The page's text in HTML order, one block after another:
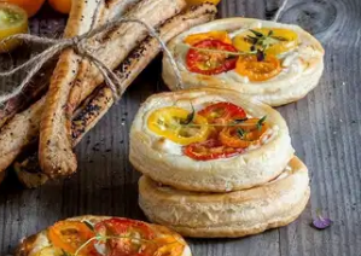
sesongin antimista. Leivonnaisten
erilaiset levitteet ja tahnat munavoista
ohjeen joukosta poimit sopivat herkut myös
helppojen vinkkien avulla sovellat reseptejä
Makeaa blogin-kirjoittajan ja Koko
voittajan neljäs kirja lumoaa herkullisuudel-
leipomaan ja upeat kuvat saavat